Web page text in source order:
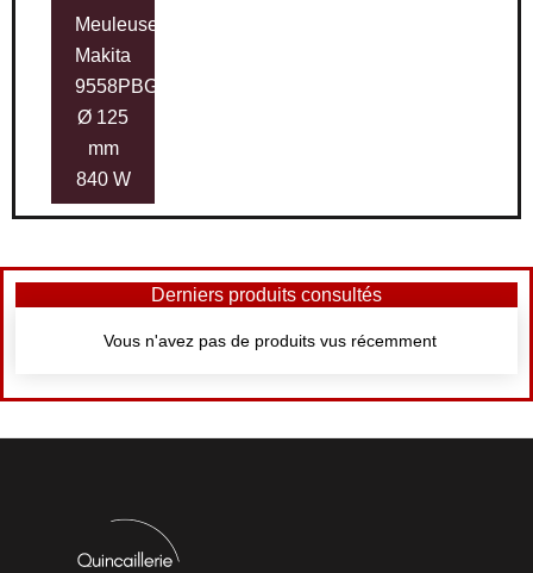
Meuleuse
Makita
9558PBGYK
Ø 125
mm
840 W
Derniers produits consultés
Vous n'avez pas de produits vus récemment